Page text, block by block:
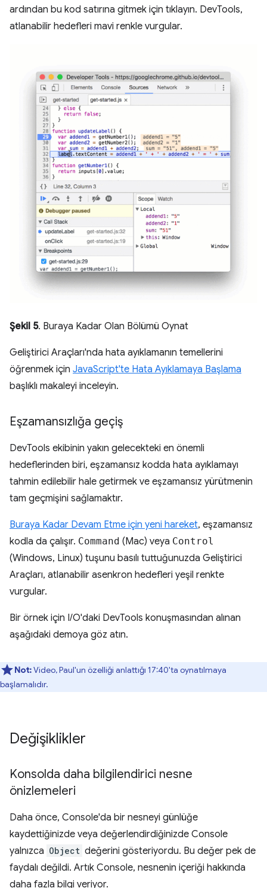
ardından bu kod satırına gitmek için tıklayın. DevTools,
atlanabilir hedefleri mavi renkle vurgular.
Şekil 5. Buraya Kadar Olan Bölümü Oynat
Geliştirici Araçları'nda hata ayıklamanın temellerini
öğrenmek için JavaScript'te Hata Ayıklamaya Başlama
başlıklı makaleyi inceleyin.
Eşzamansızlığa geçiş
DevTools ekibinin yakın gelecekteki en önemli
hedeflerinden biri, eşzamansız kodda hata ayıklamayı
tahmin edilebilir hale getirmek ve eşzamansız yürütmenin
tam geçmişini sağlamaktır.
Buraya Kadar Devam Etme için yeni hareket, eşzamansız
kodla da çalışır. Command (Mac) veya Control
(Windows, Linux) tuşunu basılı tuttuğunuzda Geliştirici
Araçları, atlanabilir asenkron hedefleri yeşil renkte
vurgular.
Bir örnek için I/O'daki DevTools konuşmasından alınan
aşağıdaki demoya göz atın.
Not:Video, Paul'un özelliği anlattığı 17:40'ta oynatılmaya
başlamalıdır.
Değişiklikler
Konsolda daha bilgilendirici nesne
önizlemeleri
Daha önce, Console'da bir nesneyi günlüğe
kaydettiğinizde veya değerlendirdiğinizde Console
yalnızca Object değerini gösteriyordu. Bu değer pek de
faydalı değildi. Artık Console, nesnenin içeriği hakkında
daha fazla bilgi veriyor.